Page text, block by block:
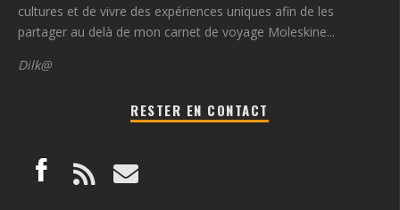
cultures et de vivre des expériences uniques afin de les
partager au delà de mon carnet de voyage Moleskine...
Dilk@
RESTER EN CONTACT